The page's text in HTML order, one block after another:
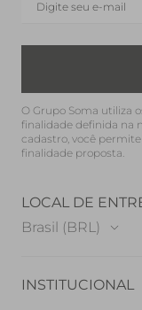
O Grupo Soma utiliza
finalidade definida na
cadastro, você
finalidade proposta.
LOCAL DE
Brasil (BRL)
INSTITUCIONAL